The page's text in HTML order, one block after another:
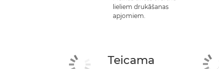
lieliem drukāšanas
apjomiem.
Teicama